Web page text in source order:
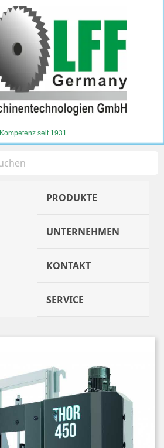
Kompetenz seit 1931
PRODUKTE
UNTERNEHMEN
KONTAKT
SERVICE